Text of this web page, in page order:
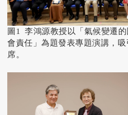
圖1 李鴻源教授以「氣候變遷
會責任」為題發表專題演講，
席。